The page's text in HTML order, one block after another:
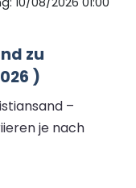
zu
)
–
je nach